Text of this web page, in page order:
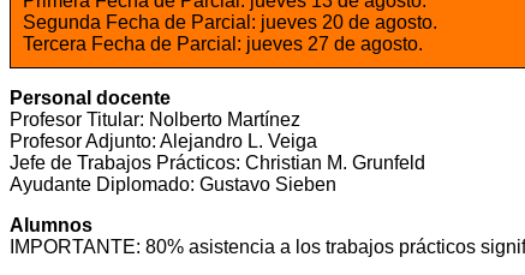
Segunda Fecha de Parcial: jueves 20 de agosto.
Tercera Fecha de Parcial: jueves 27 de agosto.
Personal docente
Profesor Titular: Nolberto Martínez
Profesor Adjunto: Alejandro L. Veiga
Jefe de Trabajos Prácticos: Christian M. Grunfeld
Ayudante Diplomado: Gustavo Sieben
Alumnos
IMPORTANTE: 80% asistencia a los trabajos prácticos